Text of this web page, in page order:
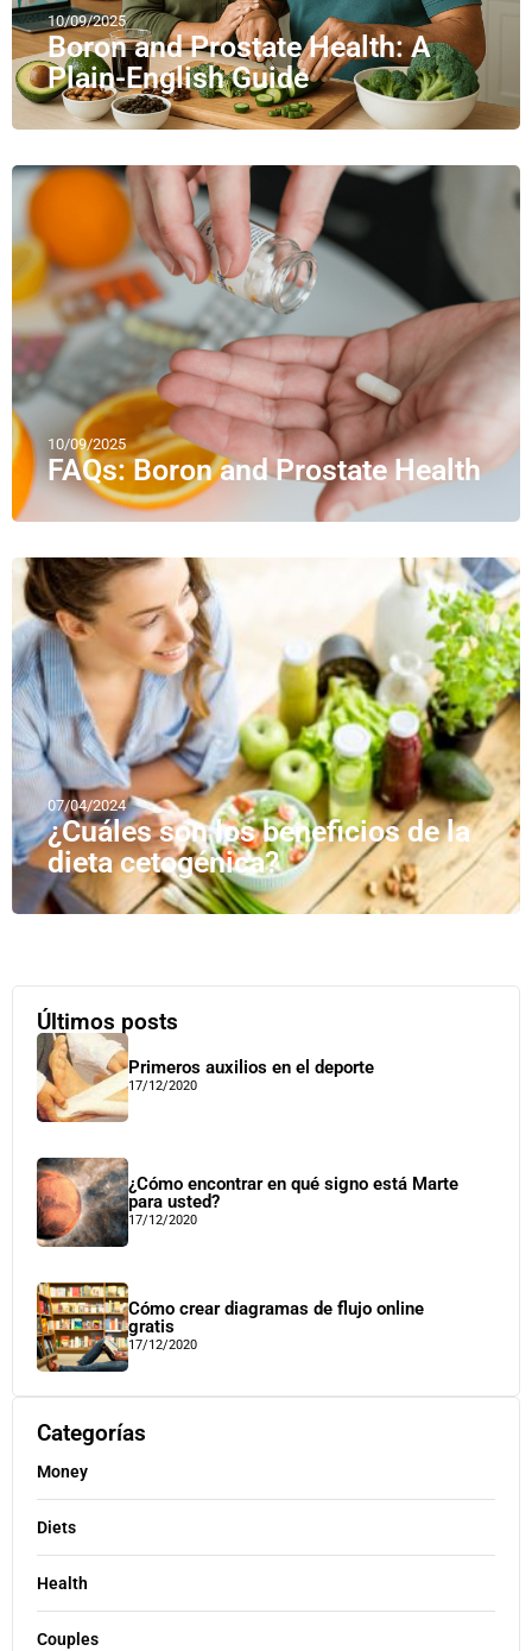
10/09/2025
Boron and Prostate Health: A
Plain-English Guide
10/09/2025
FAQs: Boron and Prostate Health
07/04/2024
¿Cuáles son los beneficios de la
dieta cetogénica?
Últimos posts
Primeros auxilios en el deporte
17/12/2020
¿Cómo encontrar en qué signo está Marte
para usted?
17/12/2020
Cómo crear diagramas de flujo online
gratis
17/12/2020
Categorías
Money
Diets
Health
Couples